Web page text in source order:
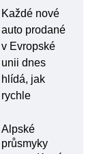
Každé nové
auto prodané
v Evropské
unii dnes
hlídá, jak
rychle
Alpské
průsmyky